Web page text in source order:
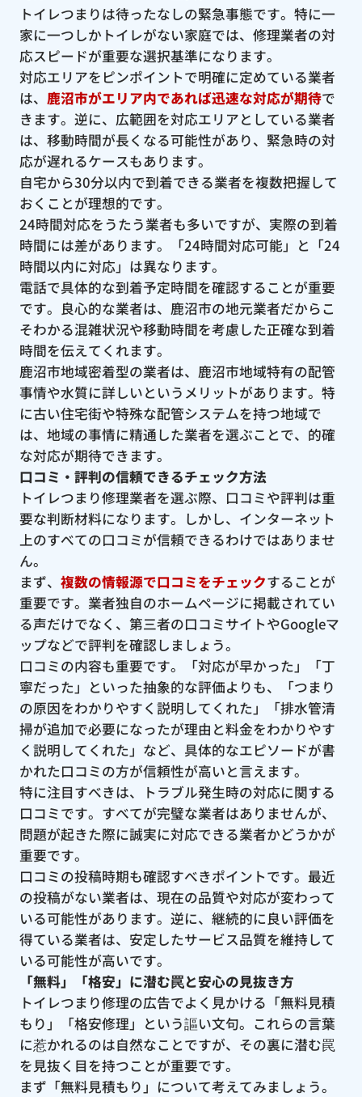
トイレつまりは待ったなしの緊急事態です。特に一
家に一つしかトイレがない家庭では、修理業者の対
応スピードが重要な選択基準になります。
対応エリアをピンポイントで明確に定めている業者
は、 鹿沼市がエリア内であれば迅速な対応が期待で
きます。逆に、広範囲を対応エリアとしている業者
は、移動時間が長くなる可能性があり、緊急時の対
応が遅れるケースもあります。
自宅から30分以内で到着できる業者を複数把握して
おくことが理想的です。
24時間対応をうたう業者も多いですが、実際の到着
時間には差があります。「24時間対応可能」と「24
時間以内に対応」は異なります。
電話で具体的な到着予定時間を確認することが重要
です。良心的な業者は、鹿沼市の地元業者だからこ
そわかる混雑状況や移動時間を考慮した正確な到着
時間を伝えてくれます。
鹿沼市地域密着型の業者は、鹿沼市地域特有の配管
事情や水質に詳しいというメリットがあります。特
に古い住宅街や特殊な配管システムを持つ地域で
は、地域の事情に精通した業者を選ぶことで、的確
な対応が期待できます。
口コミ・評判の信頼できるチェック方法
トイレつまり修理業者を選ぶ際、口コミや評判は重
要な判断材料になります。しかし、インターネット
上のすべての口コミが信頼できるわけではありませ
ん。
まず、 複数の情報源で口コミをチェックすることが
重要です。業者独自のホームページに掲載されてい
る声だけでなく、第三者の口コミサイトやGoogleマ
ップなどで評判を確認しましょう。
口コミの内容も重要です。「対応が早かった」「丁
寧だった」といった抽象的な評価よりも、「つまり
の原因をわかりやすく説明してくれた」「排水管清
掃が追加で必要になったが理由と料金をわかりやす
く説明してくれた」など、具体的なエピソードが書
かれた口コミの方が信頼性が高いと言えます。
特に注目すべきは、トラブル発生時の対応に関する
口コミです。すべてが完璧な業者はありませんが、
問題が起きた際に誠実に対応できる業者かどうかが
重要です。
口コミの投稿時期も確認すべきポイントです。最近
の投稿がない業者は、現在の品質や対応が変わって
いる可能性があります。逆に、継続的に良い評価を
得ている業者は、安定したサービス品質を維持して
いる可能性が高いです。
「無料」「格安」に潜む罠と安心の見抜き方
トイレつまり修理の広告でよく見かける「無料見積
もり」「格安修理」という謳い文句。これらの言葉
に惹かれるのは自然なことですが、その裏に潜む罠
を見抜く目を持つことが重要です。
まず「無料見積もり」について考えてみましょう。